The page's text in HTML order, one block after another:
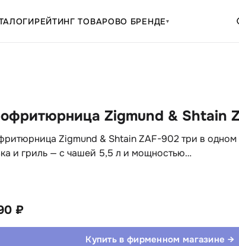
РЕЙТИНГ ТОВАРОВО БРЕНДЕ▾
Zigmund & Shtain
Zigmund & Shtain ZAF-902 три в
и гриль — с чашей 5,5 л и мощностью…
₽
Купить в фирменном магазине →